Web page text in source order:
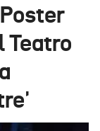
Teatro